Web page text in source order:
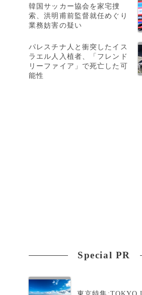
韓国サッカー協会を家宅捜
索、洪明甫前監督就任めぐり
業務妨害の疑い
パレスチナ人と衝突したイス
ラエル人入植者、「フレンド
リーファイア」で死亡した可
能性
Special PR
東京特集:TOKYO